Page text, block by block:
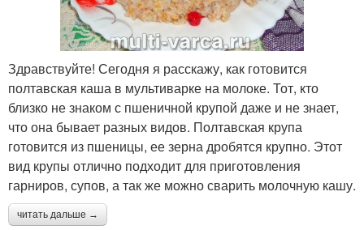
Здравствуйте! Сегодня я расскажу, как готовится
полтавская каша в мультиварке на молоке. Тот, кто
близко не знаком с пшеничной крупой даже и не знает,
что она бывает разных видов. Полтавская крупа
готовится из пшеницы, ее зерна дробятся крупно. Этот
вид крупы отлично подходит для приготовления
гарниров, супов, а так же можно сварить молочную кашу.
читать дальше →